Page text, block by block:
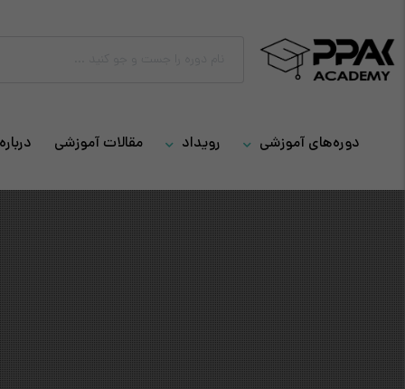
دوره‌های آموزشی رویداد مقالات آموزشی